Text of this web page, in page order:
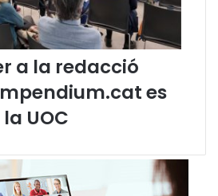
e
u
ó
d
r
a la redacció
es
UOC